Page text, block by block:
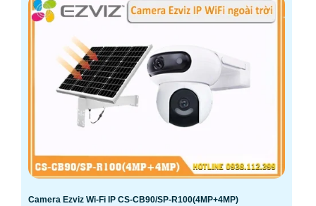
Camera Ezviz Wi-Fi IP CS-CB90/SP-R100(4MP+4MP)